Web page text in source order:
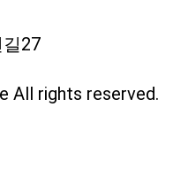
27
All rights reserved.